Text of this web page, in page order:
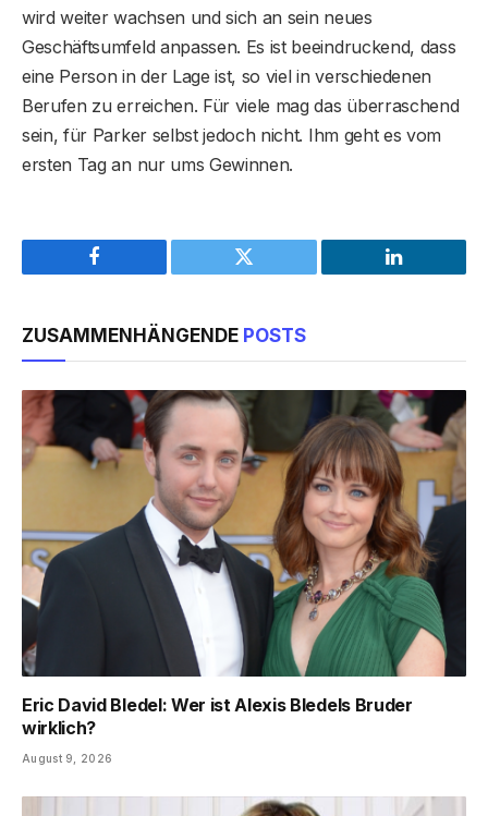
wird weiter wachsen und sich an sein neues
Geschäftsumfeld anpassen. Es ist beeindruckend, dass
eine Person in der Lage ist, so viel in verschiedenen
Berufen zu erreichen. Für viele mag das überraschend
sein, für Parker selbst jedoch nicht. Ihm geht es vom
ersten Tag an nur ums Gewinnen.
Facebook Twitter LinkedIn
ZUSAMMENHÄNGENDE POSTS
Eric David Bledel: Wer ist Alexis Bledels Bruder
wirklich?
August 9, 2026